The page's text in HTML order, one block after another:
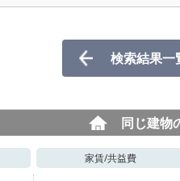
検索結果一
同じ建物
家賃/共益費